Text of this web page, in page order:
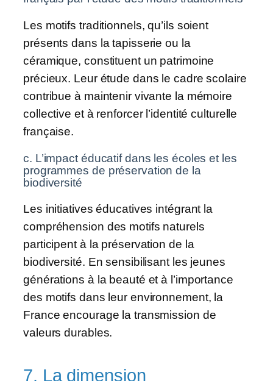
Les motifs traditionnels, qu’ils soient
présents dans la tapisserie ou la
céramique, constituent un patrimoine
précieux. Leur étude dans le cadre scolaire
contribue à maintenir vivante la mémoire
collective et à renforcer l’identité culturelle
française.
c. L’impact éducatif dans les écoles et les
programmes de préservation de la
biodiversité
Les initiatives éducatives intégrant la
compréhension des motifs naturels
participent à la préservation de la
biodiversité. En sensibilisant les jeunes
générations à la beauté et à l’importance
des motifs dans leur environnement, la
France encourage la transmission de
valeurs durables.
7. La dimension